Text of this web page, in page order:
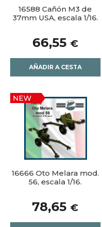
16588 Cañón M3 de
37mm USA, escala 1/16.
66,55 €
AÑADIR A CESTA
16666 Oto Melara mod.
56, escala 1/16.
78,65 €